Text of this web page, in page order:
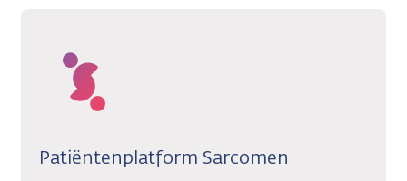
Patiëntenplatform Sarcomen